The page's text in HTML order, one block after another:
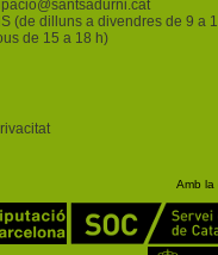
@santsadurni.cat
(de dilluns a divendres de 9 a
de 15 a 18 h)
Amb la